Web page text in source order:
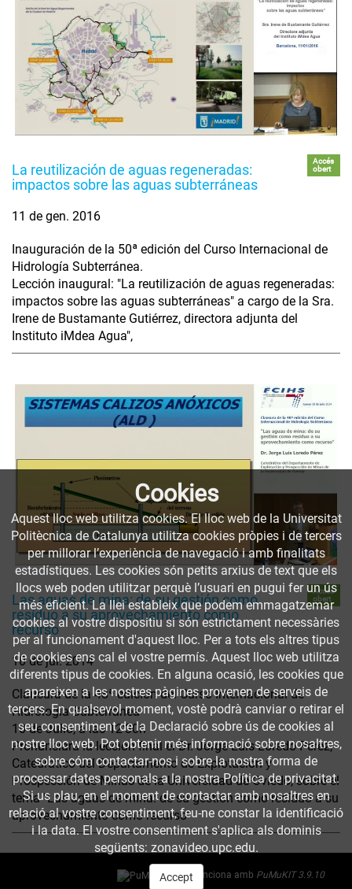
La reutilización de aguas regeneradas:
impactos sobre las aguas subterráneas
Accés
obert
11 de gen. 2016
Inauguración de la 50ª edición del Curso Internacional de
Hidrología Subterránea.
Lección inaugural: "La reutilización de aguas regeneradas:
impactos sobre las aguas subterráneas" a cargo de la Sra.
Irene de Bustamante Gutiérrez, directora adjunta del
Instituto iMdea Agua",
Las aguas de mina: de su gestión como
resíduo a su aprovechamiento como
recurso
Accés
obert
10 de jul. 2014
Clausura de la 48ª edición del Curso Internacional de
Hidrología Subterránea
10 de Julio, a las 12'30h
Pronunciará la lección final el Dr. Jorge Luís Loredo Pérez,
Catedràtico del Departamento de Explotación y
Prospección de Minas de la Universidad de Oviedo, sobre el
tema "Las aguas de mina: de su gestión como resíduo a su
aprovechamiento como recurso"
Cookies
Aquest lloc web utilitza cookies. El lloc web de la Universitat
Politècnica de Catalunya utilitza cookies pròpies i de tercers
per millorar l’experiència de navegació i amb finalitats
estadístiques. Les cookies són petits arxius de text que els
llocs web poden utilitzar perquè l’usuari en pugui fer un ús
més eficient. La llei estableix que podem emmagatzemar
cookies al vostre dispositiu si són estrictament necessàries
per al funcionament d'aquest lloc. Per a tots els altres tipus
de cookies ens cal el vostre permís. Aquest lloc web utilitza
diferents tipus de cookies. En alguna ocasió, les cookies que
apareixen a les nostres pàgines provenen de serveis de
tercers. En qualsevol moment, vostè podrà canviar o retirar el
seu consentiment de la Declaració sobre ús de cookies al
nostre lloc web. Pot obtenir més informació sobre nosaltres,
sobre cóm contactar-nos i sobre la nostra forma de
processar dates personals a la nostra Política de privacitat.
Si us plau, en el moment de contactar amb nosaltres en
relació al vostre consentiment, feu-ne constar la identificació
i la data. El vostre consentiment s'aplica als dominis
següents: zonavideo.upc.edu.
AcceptFunciona amb PuMuKIT 3.9.10